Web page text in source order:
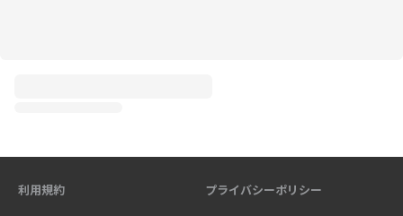
利用規約 プライバシーポリシー